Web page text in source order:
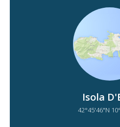
Isola
42°45'46"N